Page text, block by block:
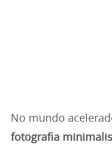
No mundo
fotografia